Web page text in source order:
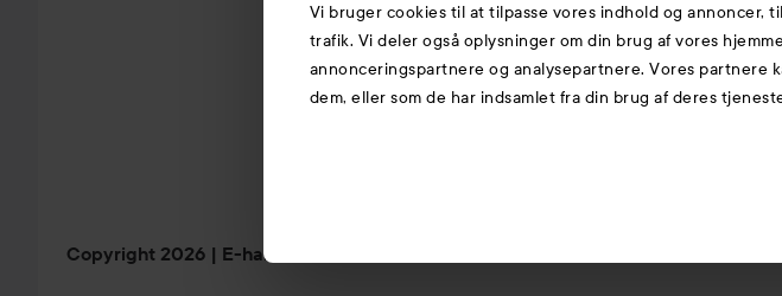
Vi bruger cookies til at tilpasse vores indhold og annoncer,
trafik. Vi deler også oplysninger om din brug af vores
annonceringspartnere og analysepartnere. Vores partnere
dem, eller som de har indsamlet fra din brug af deres
Mere at
Glattejern
Copyright 2026 E-handel af Avensia